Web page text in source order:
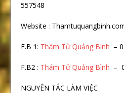
557548
Website :
F.B 1: Thám Tử Quảng Bình –
F.B2 : Thám Tử Quảng Bình –
NGUYÊN TẮC LÀM VIỆC